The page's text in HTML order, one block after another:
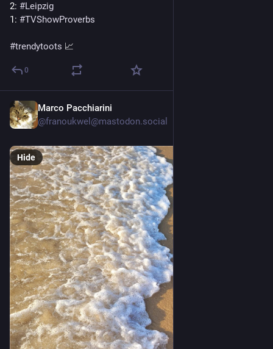
2: #Leipzig
1: #TVShowProverbs
#trendytoots 📈
0
Marco Pacchiarini
@franoukwel@mastodon.social
Hide